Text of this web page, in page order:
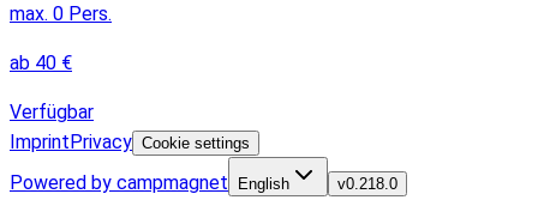
max. 0 Pers.
ab 40 €
Verfügbar
ImprintPrivacy Cookie settings
Powered by campmagnet English v0.218.0